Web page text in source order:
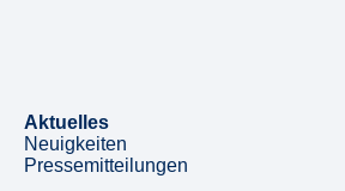
Aktuelles
Neuigkeiten
Pressemitteilungen